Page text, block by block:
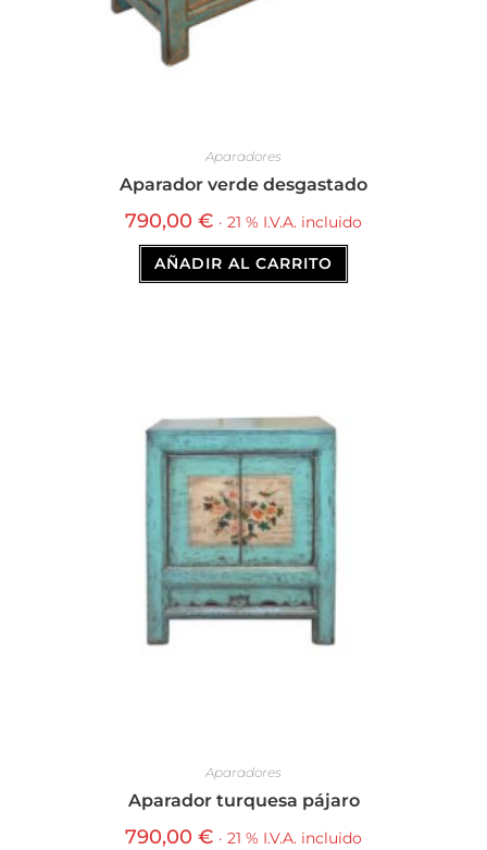
Aparadores
Aparador verde desgastado
790,00 € · 21 % I.V.A. incluido
AÑADIR AL CARRITO
Aparadores
Aparador turquesa pájaro
790,00 € · 21 % I.V.A. incluido